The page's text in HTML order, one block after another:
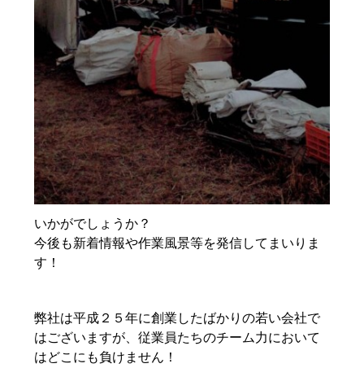
いかがでしょうか？
今後も新着情報や作業風景等を発信してまいりま
す！
弊社は平成２５年に創業したばかりの若い会社で
はございますが、従業員たちのチーム力において
はどこにも負けません！